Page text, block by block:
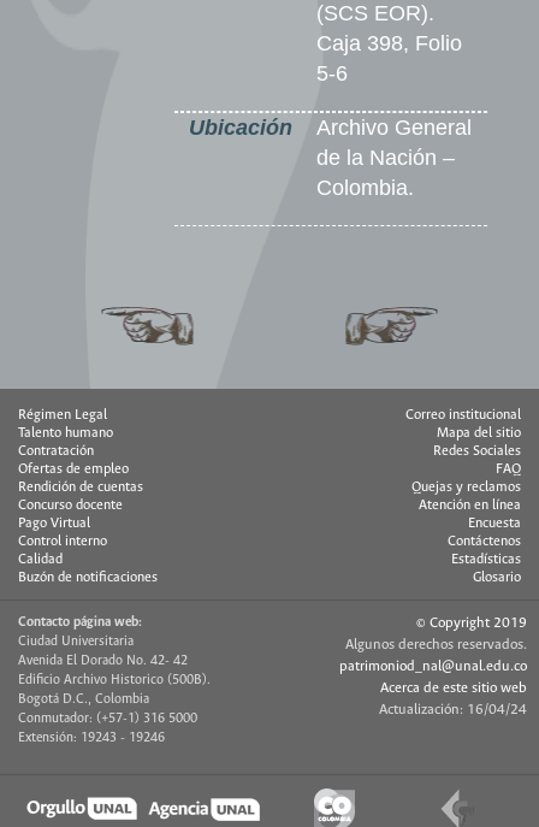
(SCS EOR).
Caja 398, Folio
5-6
Ubicación
Archivo General
de la Nación –
Colombia.
Régimen Legal
Talento humano
Contratación
Ofertas de empleo
Rendición de cuentas
Concurso docente
Pago Virtual
Control interno
Calidad
Buzón de notificaciones
Correo institucional
Mapa del sitio
Redes Sociales
FAQ
Quejas y reclamos
Atención en línea
Encuesta
Contáctenos
Estadísticas
Glosario
Contacto página web:
Ciudad Universitaria
Avenida El Dorado No. 42- 42
Edificio Archivo Historico (500B).
Bogotá D.C., Colombia
Conmutador: (+57-1) 316 5000
Extensión: 19243 - 19246
© Copyright 2019
Algunos derechos reservados.
patrimoniod_nal@unal.edu.co
Acerca de este sitio web
Actualización: 16/04/24